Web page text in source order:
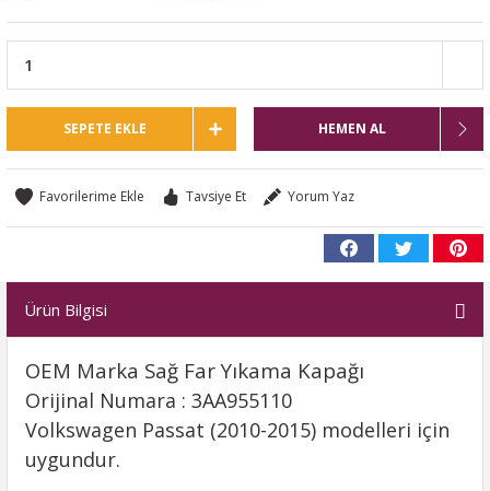
SEPETE EKLE HEMEN AL
Tavsiye Et Yorum Yaz
Ürün Bilgisi
OEM Marka Sağ Far Yıkama Kapağı
Orijinal Numara : 3AA955110
Volkswagen Passat (2010-2015) modelleri için
uygundur.